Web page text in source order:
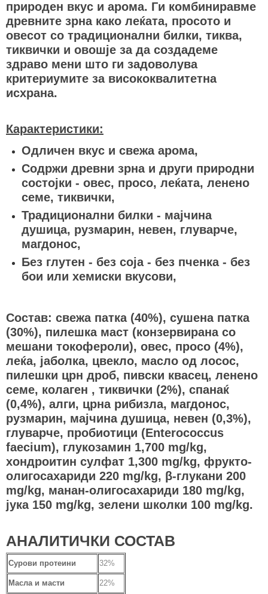
природен вкус и арома. Ги комбиниравме
древните зрна како леќата, просото и
овесот со традиционални билки, тиква,
тиквички и овошје за да создадеме
здраво мени што ги задоволува
критериумите за висококвалитетна
исхрана.
Карактеристики:
Одличен вкус и свежа арома,
Содржи древни зрна и други природни
состојки - овес, просо, леќата, ленено
семе, тиквички,
Традиционални билки - мајчина
душица, рузмарин, невен, глуварче,
магдонос,
Без глутен - без соја - без пченка - без
бои или хемиски вкусови,
Состав: свежа патка (40%), сушена патка
(30%), пилешка маст (конзервирана со
мешани токофероли), овес, просо (4%),
леќа, јаболка, цвекло, масло од лосос,
пилешки црн дроб, пивски квасец, ленено
семе, колаген , тиквички (2%), спанаќ
(0,4%), алги, црна рибизла, магдонос,
рузмарин, мајчина душица, невен (0,3%),
глуварче, пробиотици (Enterococcus
faecium), глукозамин 1,700 mg/kg,
хондроитин сулфат 1,300 mg/kg, фрукто-
олигосахариди 220 mg/kg, β-глукани 200
mg/kg, манан-олигосахариди 180 mg/kg,
јука 150 mg/kg, зелени школки 100 mg/kg.
АНАЛИТИЧКИ СОСТАВ
Сурови протеини 32%
Масла и масти 22%